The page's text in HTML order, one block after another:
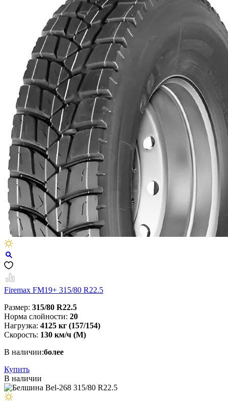
Firemax FM19+ 315/80 R22.5
Размер: 315/80 R22.5
Норма слойности: 20
Нагрузка: 4125 кг (157/154)
Скорость: 130 км/ч (M)
В наличии:более
Купить
В наличии